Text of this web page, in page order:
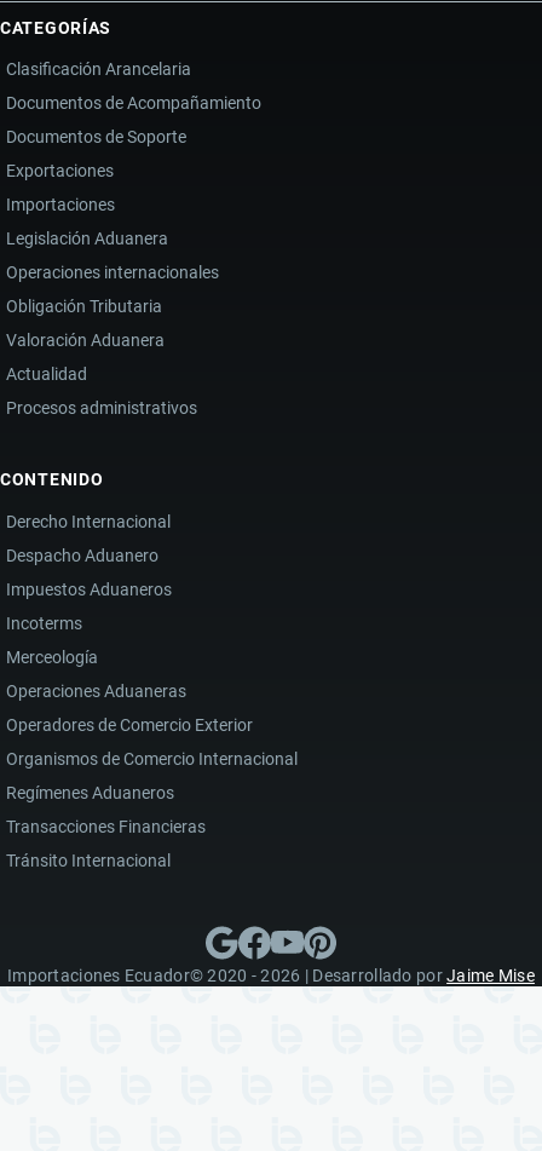
CATEGORÍAS
Clasificación Arancelaria
Documentos de Acompañamiento
Documentos de Soporte
Exportaciones
Importaciones
Legislación Aduanera
Operaciones internacionales
Obligación Tributaria
Valoración Aduanera
Actualidad
Procesos administrativos
CONTENIDO
Derecho Internacional
Despacho Aduanero
Impuestos Aduaneros
Incoterms
Merceología
Operaciones Aduaneras
Operadores de Comercio Exterior
Organismos de Comercio Internacional
Regímenes Aduaneros
Transacciones Financieras
Tránsito Internacional
Importaciones Ecuador© 2020 - 2026 | Desarrollado porJaime Mise